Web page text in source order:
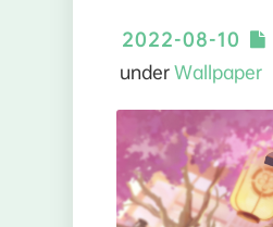
2022-08-10
underWallpaper